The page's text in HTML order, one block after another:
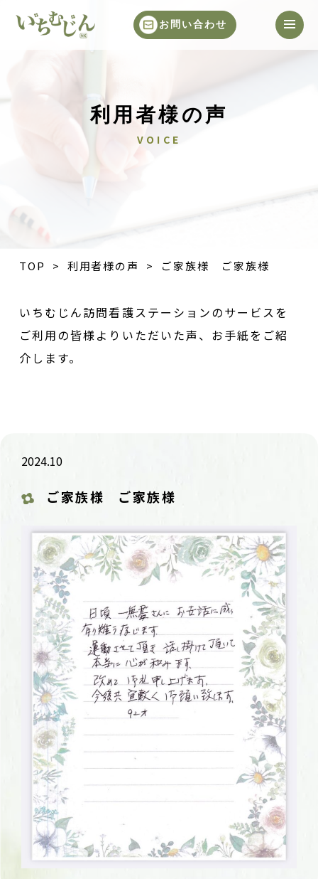
お問い合わせ
利用者様の声
VOICE
TOP > 利用者様の声 > ご家族様 ご家族様
いちむじん訪問看護ステーションのサービスを
ご利用の皆様よりいただいた声、お手紙をご紹
介します。
2024.10
ご家族様 ご家族様